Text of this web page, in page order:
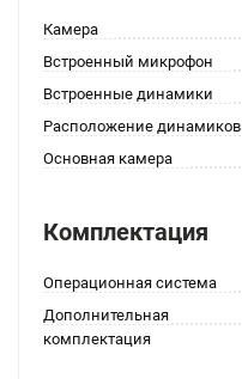
Камера
Встроенный микрофон
Встроенные динамики
Расположение динамиков
Основная камера
Комплектация
Операционная система
Дополнительная
комплектация